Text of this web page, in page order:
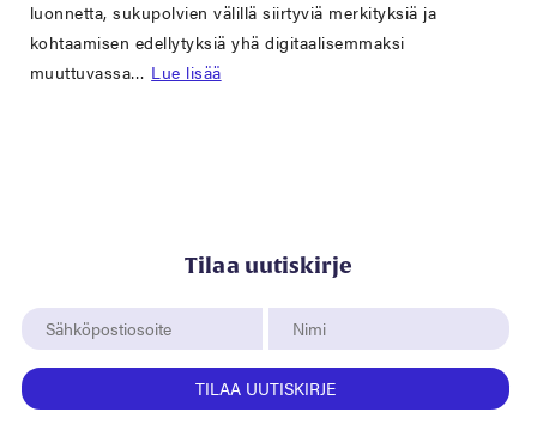
luonnetta, sukupolvien välillä siirtyviä merkityksiä ja
kohtaamisen edellytyksiä yhä digitaalisemmaksi
muuttuvassa… Lue lisää
Tilaa uutiskirje
TILAA UUTISKIRJE